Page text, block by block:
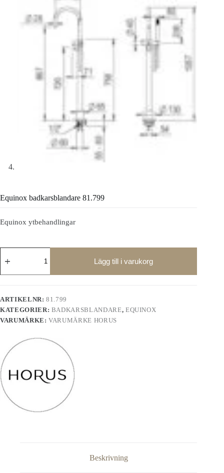
Equinox badkarsblandare 81.799
Equinox ytbehandlingar
badkarsblandare
mängd
Lägg till i varukorg
ARTIKELNR:81.799
KATEGORIER: BADKARSBLANDARE, EQUINOX
VARUMÄRKE:VARUMÄRKE HORUS
Beskrivning